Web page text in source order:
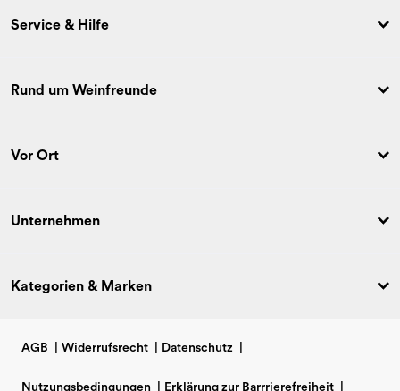
Service & Hilfe
Rund um Weinfreunde
Vor Ort
Unternehmen
Kategorien & Marken
AGB Widerrufsrecht Datenschutz
Nutzungsbedingungen Erklärung zur Barrrierefreiheit